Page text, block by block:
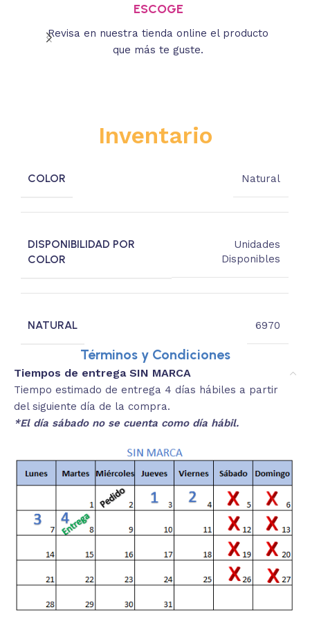
ESCOGE
Revisa en nuestra tienda online el producto
que más te guste.
Inventario
COLOR Natural
DISPONIBILIDAD POR
COLOR
Unidades
Disponibles
NATURAL 6970
Términos y Condiciones
Tiempos de entrega SIN MARCA
Tiempo estimado de entrega 4 días hábiles a partir
del siguiente día de la compra.
*El día sábado no se cuenta como día hábil.